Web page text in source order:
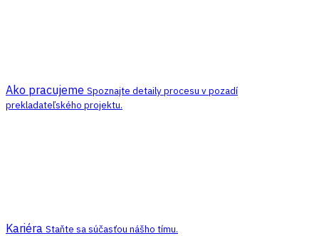
Ako pracujeme Spoznajte detaily procesu v pozadí
prekladateľského projektu.
Kariéra Staňte sa súčasťou nášho tímu.